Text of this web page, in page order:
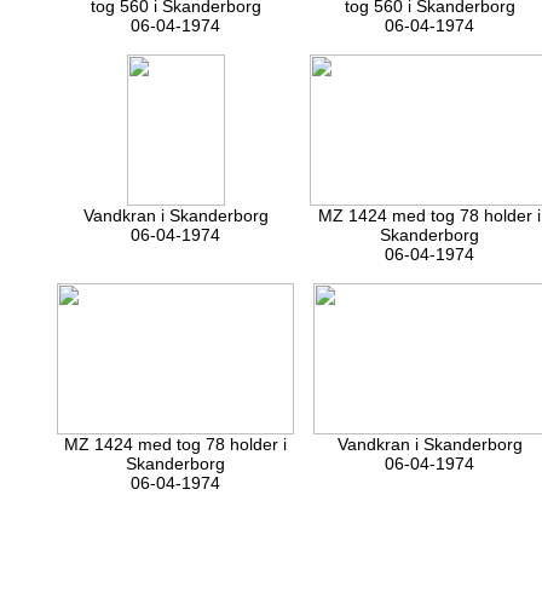
tog 560 i Skanderborg
06-04-1974
tog 560 i Skanderborg
06-04-1974
Vandkran i Skanderborg
06-04-1974
MZ 1424 med tog 78 holder i
Skanderborg
06-04-1974
MZ 1424 med tog 78 holder i
Skanderborg
06-04-1974
Vandkran i Skanderborg
06-04-1974